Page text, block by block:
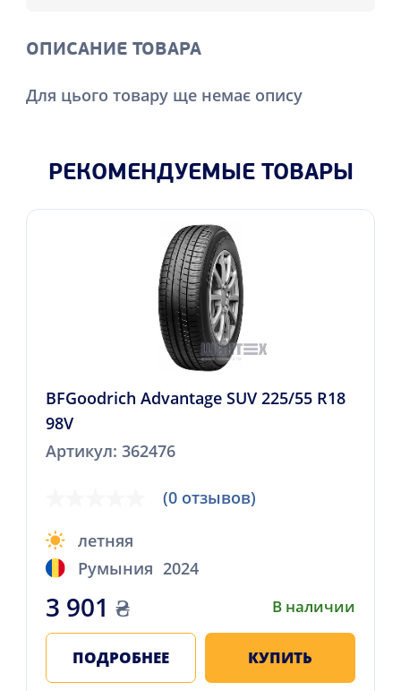
ОПИСАНИЕ ТОВАРА
Для цього товару ще немає опису
РЕКОМЕНДУЕМЫЕ ТОВАРЫ
BFGoodrich Advantage SUV 225/55 R18
98V
Артикул: 362476
(0 отзывов)
летняя
Румыния 2024
3 901 ₴ В наличии
ПОДРОБНЕЕ КУПИТЬ